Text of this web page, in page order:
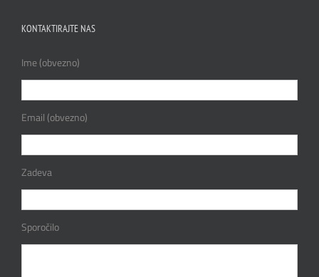
KONTAKTIRAJTE NAS
Ime (obvezno)
Email (obvezno)
Zadeva
Sporočilo